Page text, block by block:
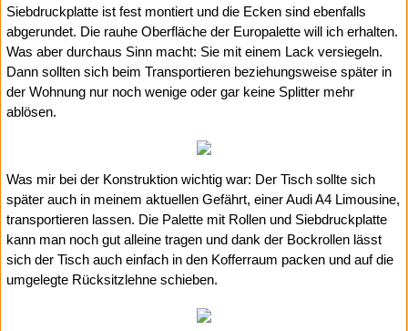
Siebdruckplatte ist fest montiert und die Ecken sind ebenfalls
abgerundet. Die rauhe Oberfläche der Europalette will ich erhalten.
Was aber durchaus Sinn macht: Sie mit einem Lack versiegeln.
Dann sollten sich beim Transportieren beziehungsweise später in
der Wohnung nur noch wenige oder gar keine Splitter mehr
ablösen.
Was mir bei der Konstruktion wichtig war: Der Tisch sollte sich
später auch in meinem aktuellen Gefährt, einer Audi A4 Limousine,
transportieren lassen. Die Palette mit Rollen und Siebdruckplatte
kann man noch gut alleine tragen und dank der Bockrollen lässt
sich der Tisch auch einfach in den Kofferraum packen und auf die
umgelegte Rücksitzlehne schieben.